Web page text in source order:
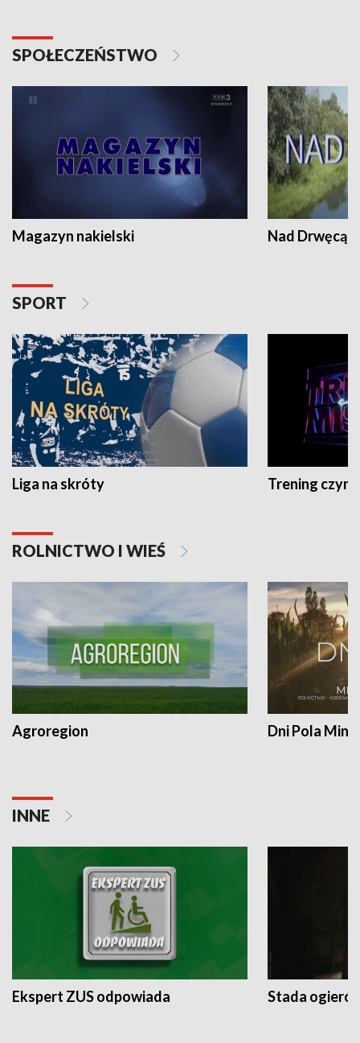
SPOŁECZEŃSTWO
Magazyn nakielski Nad Drwęcą
SPORT
Liga na skróty Trening czyni
ROLNICTWO I WIEŚ
Agroregion Dni Pola
INNE
Ekspert ZUS odpowiada Stada